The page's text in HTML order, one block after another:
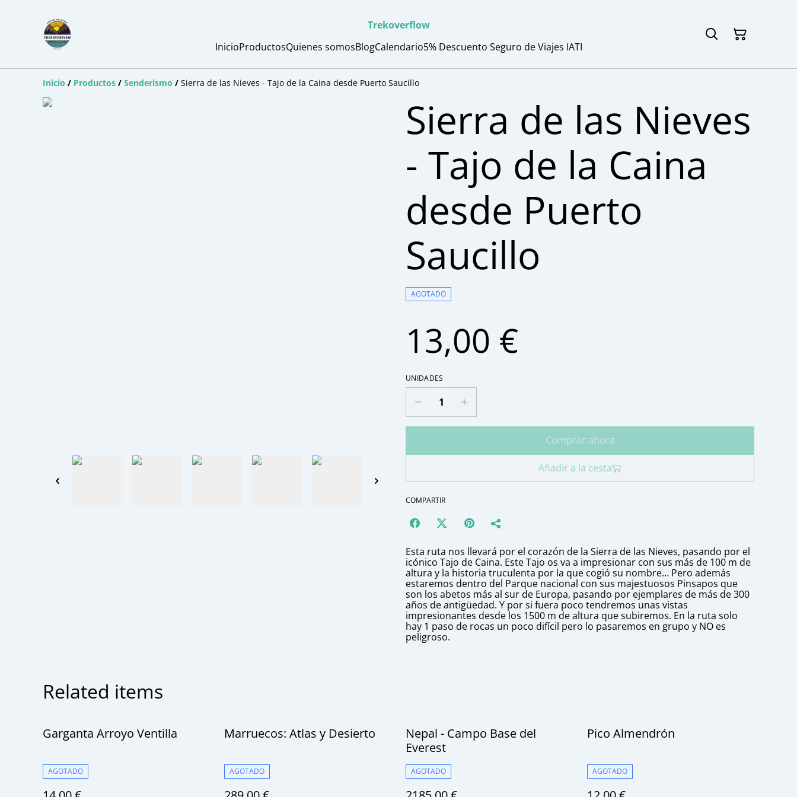
Trekoverflow
InicioProductosQuienes somosBlogCalendario5% Descuento Seguro de Viajes IATI
Inicio / Productos / Senderismo / Sierra de las Nieves - Tajo de la Caina desde Puerto Saucillo
Sierra de las Nieves
- Tajo de la Caina
desde Puerto
Saucillo
AGOTADO
13,00 €
UNIDADES
Comprar ahora
Añadir a la cesta
COMPARTIR
Esta ruta nos llevará por el corazón de la Sierra de las Nieves, pasando por el
icónico Tajo de Caina. Este Tajo os va a impresionar con sus más de 100 m de
altura y la historia truculenta por la que cogió su nombre… Pero además
estaremos dentro del Parque nacional con sus majestuosos Pinsapos que
son los abetos más al sur de Europa, pasando por ejemplares de más de 300
años de antigüedad. Y por si fuera poco tendremos unas vistas
impresionantes desde los 1500 m de altura que subiremos. En la ruta solo
hay 1 paso de rocas un poco difícil pero lo pasaremos en grupo y NO es
peligroso.
Related items
Garganta Arroyo Ventilla
AGOTADO
Marruecos: Atlas y Desierto
AGOTADO
Nepal - Campo Base del
Everest
AGOTADO
Pico Almendrón
AGOTADO